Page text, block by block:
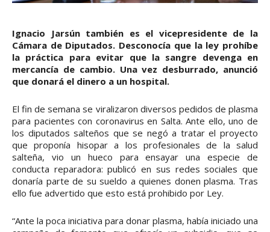
Ignacio Jarsún también es el vicepresidente de la
Cámara de Diputados. Desconocía que la ley prohíbe
la práctica para evitar que la sangre devenga en
mercancía de cambio. Una vez desburrado, anunció
que donará el dinero a un hospital.
El fin de semana se viralizaron diversos pedidos de plasma
para pacientes con coronavirus en Salta. Ante ello, uno de
los diputados salteños que se negó a tratar el proyecto
que proponía hisopar a los profesionales de la salud
salteña, vio un hueco para ensayar una especie de
conducta reparadora: publicó en sus redes sociales que
donaría parte de su sueldo a quienes donen plasma. Tras
ello fue advertido que esto está prohibido por Ley.
“Ante la poca iniciativa para donar plasma, había iniciado una